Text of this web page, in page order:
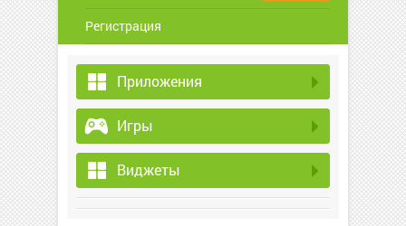
Регистрация
Приложения
Игры
Виджеты